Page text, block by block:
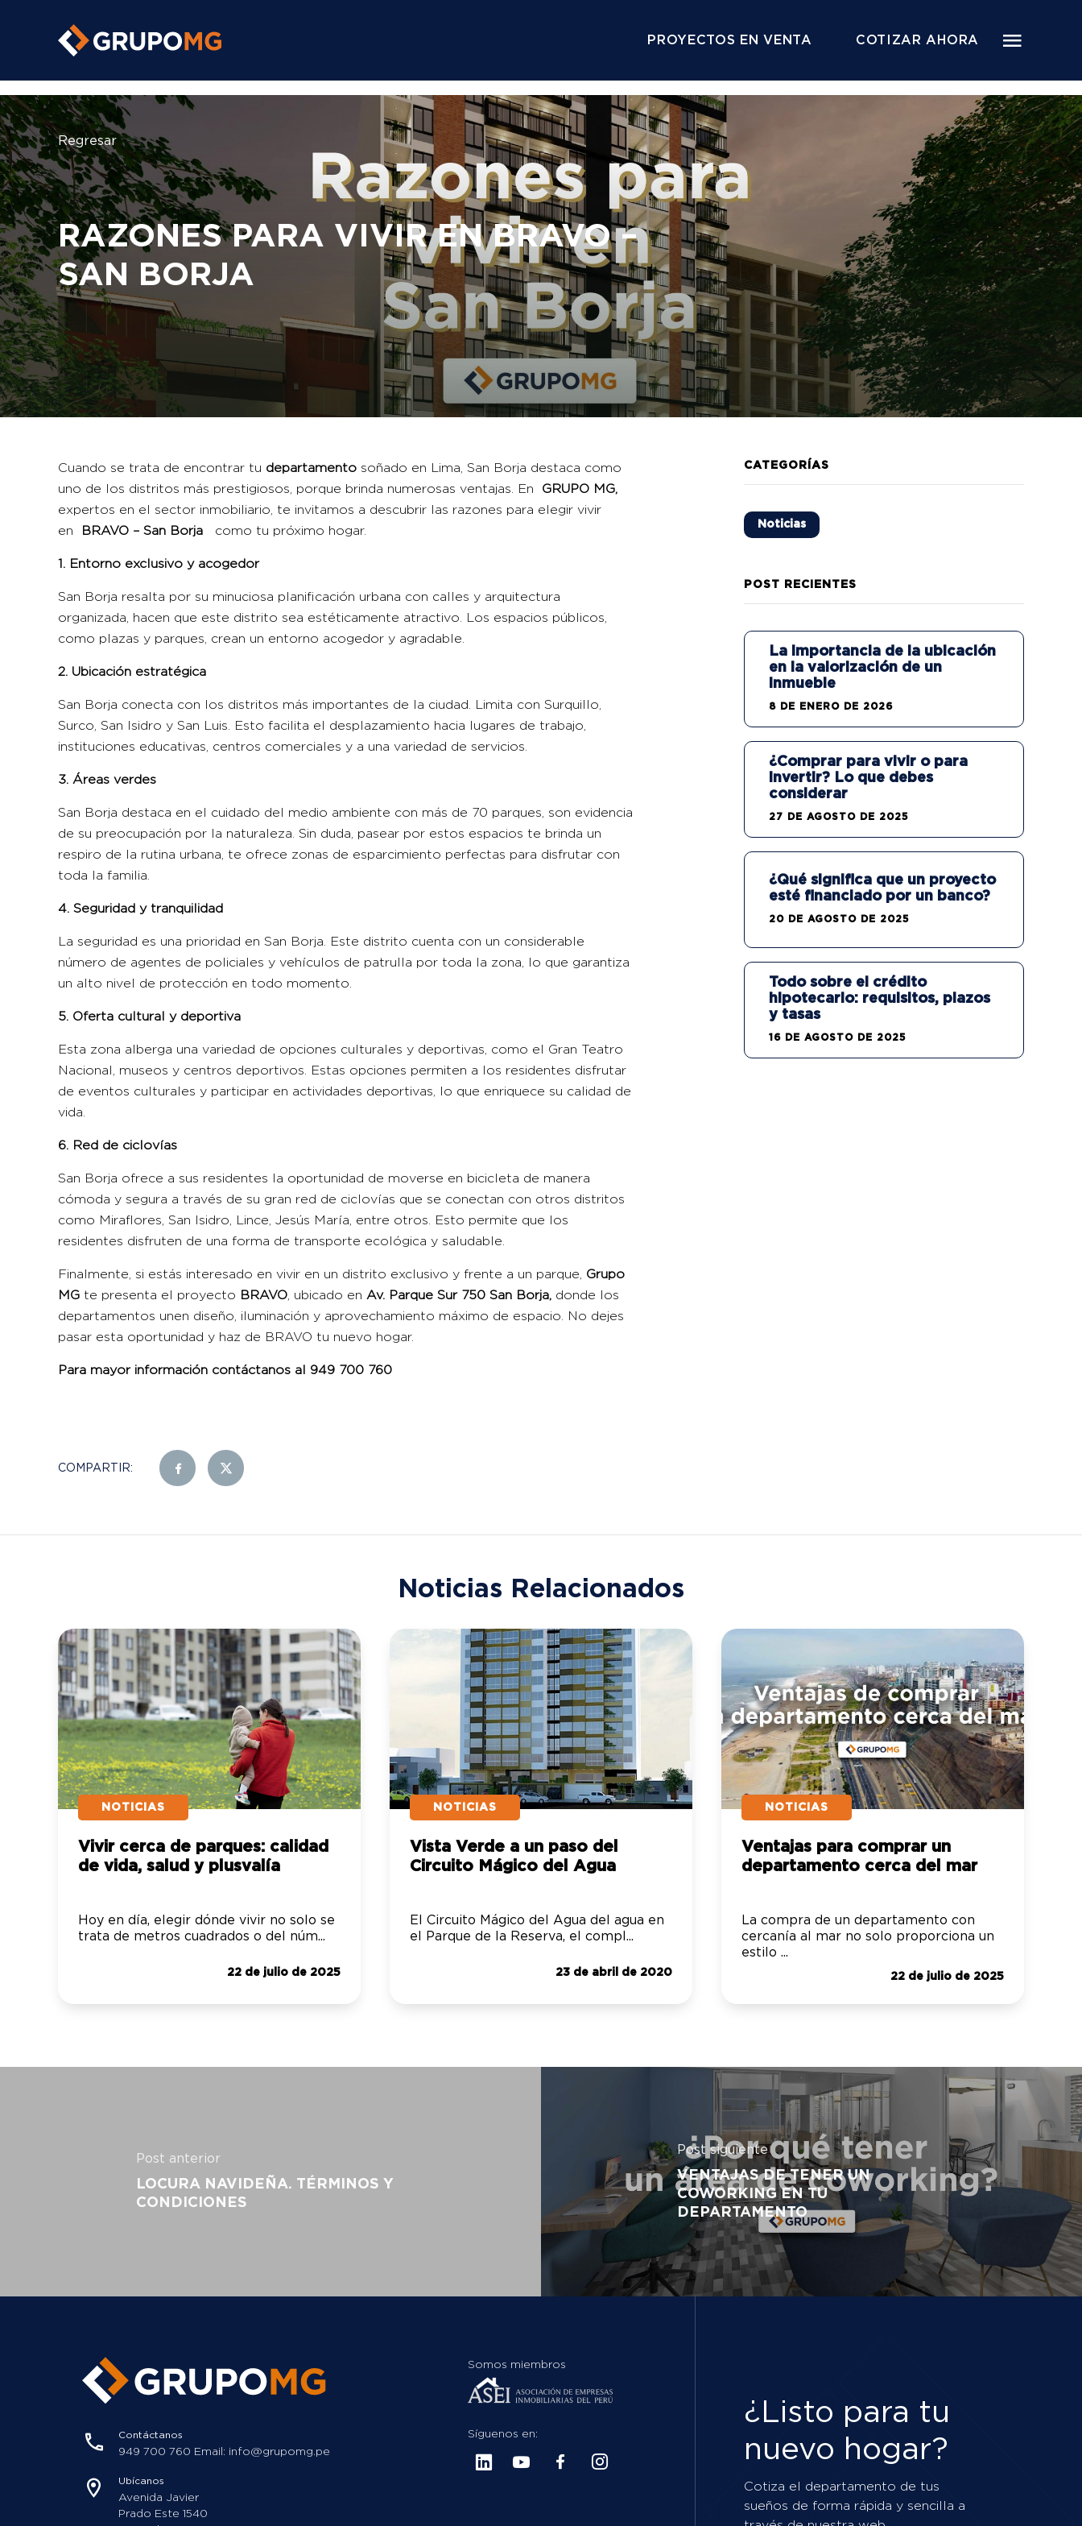
PROYECTOS EN VENTA COTIZAR AHORA
Regresar
RAZONES PARA VIVIR EN BRAVO –
SAN BORJA
Cuando se trata de encontrar tu departamento soñado en Lima, San Borja destaca como
uno de los distritos más prestigiosos, porque brinda numerosas ventajas. En GRUPO MG,
expertos en el sector inmobiliario, te invitamos a descubrir las razones para elegir vivir
en
BRAVO – San Borja como tu próximo hogar.
1. Entorno exclusivo y acogedor
San Borja resalta por su minuciosa planificación urbana con calles y arquitectura
organizada, hacen que este distrito sea estéticamente atractivo. Los espacios públicos,
como plazas y parques, crean un entorno acogedor y agradable.
2. Ubicación estratégica
San Borja conecta con los distritos más importantes de la ciudad. Limita con Surquillo,
Surco, San Isidro y San Luis. Esto facilita el desplazamiento hacia lugares de trabajo,
instituciones educativas, centros comerciales y a una variedad de servicios.
3. Áreas verdes
San Borja destaca en el cuidado del medio ambiente con más de 70 parques, son evidencia
de su preocupación por la naturaleza. Sin duda, pasear por estos espacios te brinda un
respiro de la rutina urbana, te ofrece zonas de esparcimiento perfectas para disfrutar con
toda la familia.
4. Seguridad y tranquilidad
La seguridad es una prioridad en San Borja. Este distrito cuenta con un considerable
número de agentes de policiales y vehículos de patrulla por toda la zona, lo que garantiza
un alto nivel de protección en todo momento.
5. Oferta cultural y deportiva
Esta zona alberga una variedad de opciones culturales y deportivas, como el Gran Teatro
Nacional, museos y centros deportivos. Estas opciones permiten a los residentes disfrutar
de eventos culturales y participar en actividades deportivas, lo que enriquece su calidad de
vida.
6. Red de ciclovías
San Borja ofrece a sus residentes la oportunidad de moverse en bicicleta de manera
cómoda y segura a través de su gran red de ciclovías que se conectan con otros distritos
como Miraflores, San Isidro, Lince, Jesús María, entre otros. Esto permite que los
residentes disfruten de una forma de transporte ecológica y saludable.
Finalmente, si estás interesado en vivir en un distrito exclusivo y frente a un parque, Grupo
MG te presenta el proyecto BRAVO , ubicado en Av. Parque Sur 750 San Borja, donde los
departamentos unen diseño, iluminación y aprovechamiento máximo de espacio. No dejes
pasar esta oportunidad y haz de BRAVO tu nuevo hogar.
Para mayor información contáctanos al 949 700 760
COMPARTIR:
CATEGORÍAS
Noticias
POST RECIENTES
La importancia de la ubicación
en la valorización de un
inmueble
8 DE ENERO DE 2026
¿Comprar para vivir o para
invertir? Lo que debes
considerar
27 DE AGOSTO DE 2025
¿Qué significa que un proyecto
esté financiado por un banco?
20 DE AGOSTO DE 2025
Todo sobre el crédito
hipotecario: requisitos, plazos
y tasas
16 DE AGOSTO DE 2025
Noticias Relacionados
NOTICIAS
Vivir cerca de parques: calidad
de vida, salud y plusvalía
Hoy en día, elegir dónde vivir no solo se
trata de metros cuadrados o del núm...
22 de julio de 2025
NOTICIAS
Vista Verde a un paso del
Circuito Mágico del Agua
El Circuito Mágico del Agua del agua en
el Parque de la Reserva, el compl...
23 de abril de 2020
NOTICIAS
Ventajas para comprar un
departamento cerca del mar
La compra de un departamento con
cercanía al mar no solo proporciona un
estilo ...
22 de julio de 2025
Post anterior
LOCURA NAVIDEÑA. TÉRMINOS Y
CONDICIONES
Post siguiente
VENTAJAS DE TENER UN
COWORKING EN TU
DEPARTAMENTO
Contáctanos
949 700 760 Email: info@grupomg.pe
Ubícanos
Avenida Javier
Prado Este 1540
Somos miembros
Síguenos en:
¿Listo para tu
nuevo hogar?
Cotiza el departamento de tus
sueños de forma rápida y sencilla a